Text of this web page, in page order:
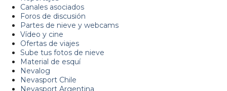
Canales asociados
Foros de discusión
Partes de nieve y webcams
Vídeo y cine
Ofertas de viajes
Sube tus fotos de nieve
Material de esquí
Nevalog
Nevasport Chile
Nevasport Argentina